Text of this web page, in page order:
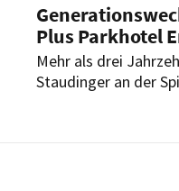
Plus Parkhotel
Mehr als drei
Staudinger an der